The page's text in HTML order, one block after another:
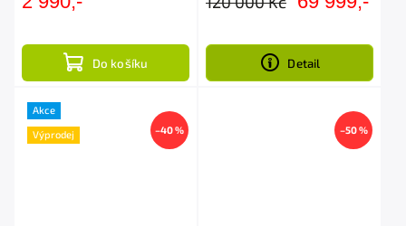
Do košíku Detail
Akce
Výprodej –40 % –50 %